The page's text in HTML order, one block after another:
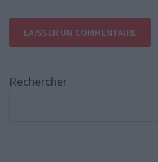
Rechercher